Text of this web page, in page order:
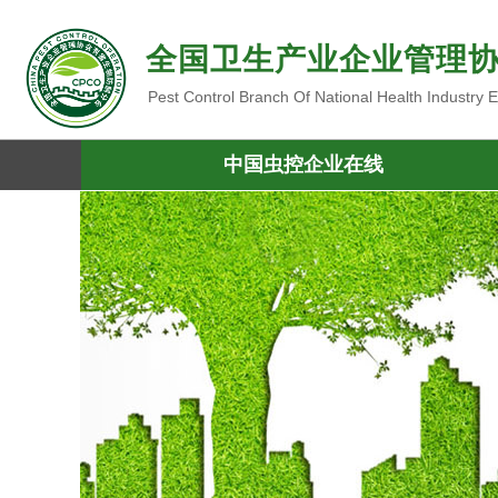
全国卫生产业企业管理
Pest Control Branch Of National Health Industry
中国虫控企业在线